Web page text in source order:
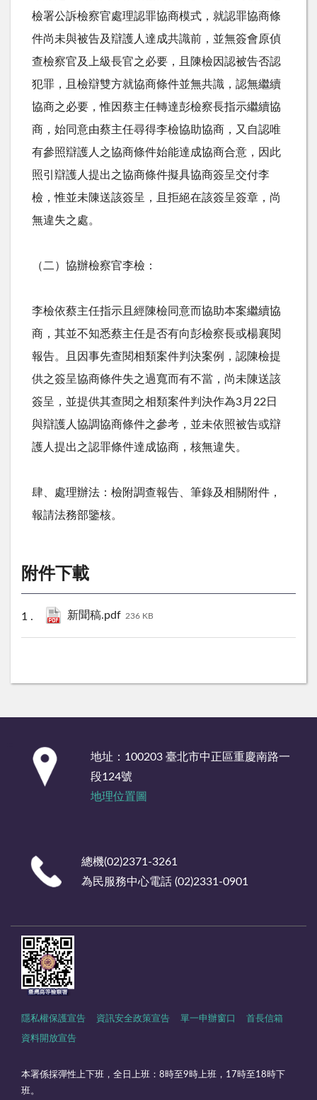
檢署公訴檢察官處理認罪協商模式，就認罪協商條
件尚未與被告及辯護人達成共識前，並無簽會原偵
查檢察官及上級長官之必要，且陳檢因認被告否認
犯罪，且檢辯雙方就協商條件並無共識，認無繼續
協商之必要，惟因蔡主任轉達彭檢察長指示繼續協
商，始同意由蔡主任尋得李檢協助協商，又自認唯
有參照辯護人之協商條件始能達成協商合意，因此
照引辯護人提出之協商條件擬具協商簽呈交付李
檢，惟並未陳送該簽呈，且拒絕在該簽呈簽章，尚
無違失之處。
（二）協辦檢察官李檢：
李檢依蔡主任指示且經陳檢同意而協助本案繼續協
商，其並不知悉蔡主任是否有向彭檢察長或楊襄閱
報告。且因事先查閱相類案件判決案例，認陳檢提
供之簽呈協商條件失之過寬而有不當，尚未陳送該
簽呈，並提供其查閱之相類案件判決作為3月 22 日
與辯護人協調協商條件之參考，並未依照被告或辯
護人提出之認罪條件達成協商，核無違失。
肆、處理辦法：檢附調查報告、筆錄及相關附件，
報請法務部鑒核。
附件下載
新聞稿.pdf 236 KB
地址：100203 臺北市中正區重慶南路一
段124號
地理位置圖
總機(02)2371-3261
為民服務中心電話 (02)2331-0901
隱私權保護宣告 資訊安全政策宣告 單一申辦窗口 首長信箱
資料開放宣告
本署係採彈性上下班，全日上班：8時至9時上班，17時至18時下
班。